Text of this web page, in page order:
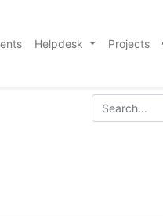
Helpdesk Projects